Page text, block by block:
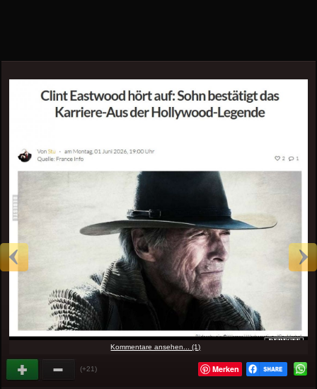
Kommentare ansehen... (1)
(+21) Merken